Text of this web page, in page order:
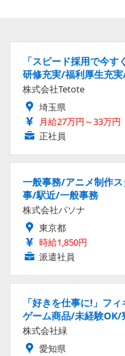
「スピード採用で今
研修充実/福利厚生充
株式会社Tetote
埼玉県
月給27万円～33万円
正社員
一般事務/アニメ制作
事/駅近/一般事務
株式会社パソナ
東京都
時給1,850円
派遣社員
「好きを仕事に!」フ
ゲーム商品/未経験
株式会社緑
愛知県